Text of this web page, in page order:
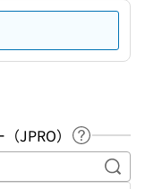
JPRO）
ヘルプペ
キ